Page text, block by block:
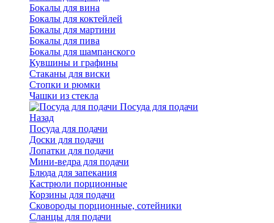
Бокалы для вина
Бокалы для коктейлей
Бокалы для мартини
Бокалы для пива
Бокалы для шампанского
Кувшины и графины
Стаканы для виски
Стопки и рюмки
Чашки из стекла
Посуда для подачи
Назад
Посуда для подачи
Доски для подачи
Лопатки для подачи
Мини-ведра для подачи
Блюда для запекания
Кастрюли порционные
Корзины для подачи
Сковороды порционные, сотейники
Сланцы для подачи